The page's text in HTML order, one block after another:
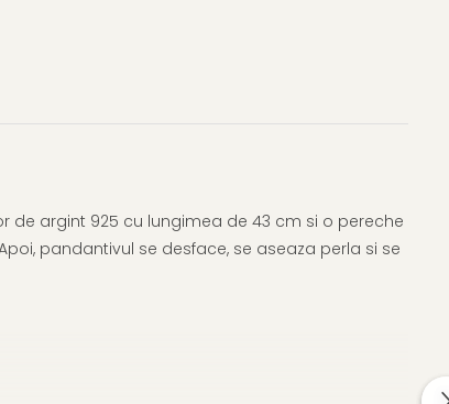
argint 925 cu lungimea de 43 cm si o pereche
pandantivul se desface, se aseaza perla si se